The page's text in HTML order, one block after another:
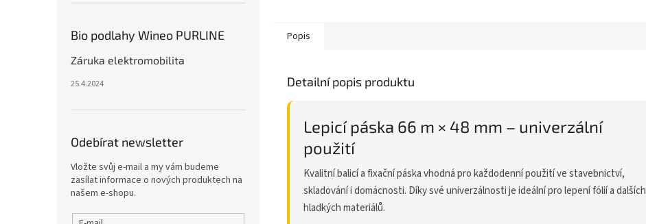
Bio podlahy Wineo PURLINE
Záruka elektromobilita
25.4.2024
Odebírat newsletter
Vložte svůj e-mail a my vám budeme
zasílat informace o nových produktech na
našem e-shopu.
Popis
Detailní popis produktu
Lepicí páska 66 m × 48 mm – univerzální
použití
Kvalitní balicí a fixační páska vhodná pro každodenní použití ve stavebnictví,
skladování i domácnosti. Díky své univerzálnosti je ideální pro lepení fólií a dalších
hladkých materiálů.